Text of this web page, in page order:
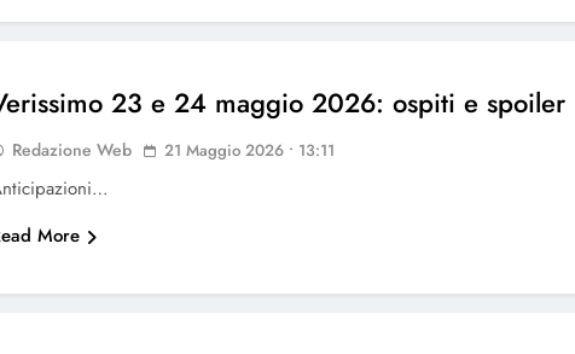
23 e 24 maggio 2026: ospiti e spoiler
Redazione Web 21 Maggio 2026 • 13:11
More